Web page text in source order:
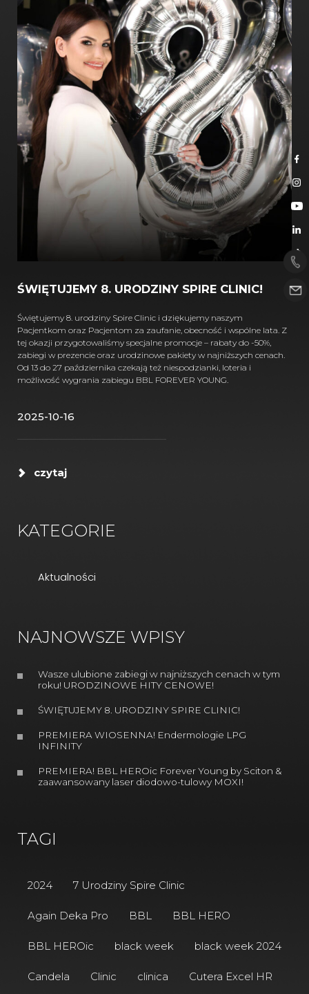
ŚWIĘTUJEMY 8. URODZINY SPIRE CLINIC!
Świętujemy 8. urodziny Spire Clinic i dziękujemy naszym
Pacjentkom oraz Pacjentom za zaufanie, obecność i wspólne lata. Z
tej okazji przygotowaliśmy specjalne promocje – rabaty do -50%,
zabiegi w prezencie oraz urodzinowe pakiety w najniższych cenach.
Od 13 do 27 października czekają też niespodzianki, loteria i
możliwość wygrania zabiegu BBL FOREVER YOUNG.
2025-10-16
czytaj
KATEGORIE
Aktualności
NAJNOWSZE WPISY
Wasze ulubione zabiegi w najniższych cenach w tym
roku! URODZINOWE HITY CENOWE!
ŚWIĘTUJEMY 8. URODZINY SPIRE CLINIC!
PREMIERA WIOSENNA! Endermologie LPG
INFINITY
PREMIERA! BBL HEROic Forever Young by Sciton &
zaawansowany laser diodowo-tulowy MOXI!
TAGI
2024 7 Urodziny Spire Clinic
Again Deka Pro BBL BBL HERO
BBL HEROic black week black week 2024
Candela Clinic clinica Cutera Excel HR